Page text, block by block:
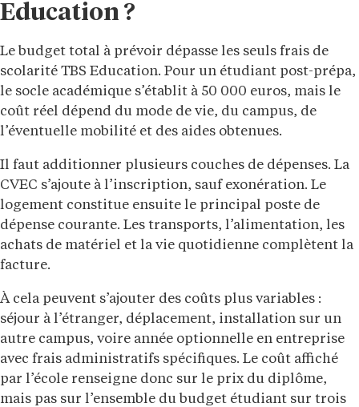
Education ?
Le budget total à prévoir dépasse les seuls frais de
scolarité TBS Education. Pour un étudiant post-prépa,
le socle académique s’établit à 50 000 euros, mais le
coût réel dépend du mode de vie, du campus, de
l’éventuelle mobilité et des aides obtenues.
Il faut additionner plusieurs couches de dépenses. La
CVEC s’ajoute à l’inscription, sauf exonération. Le
logement constitue ensuite le principal poste de
dépense courante. Les transports, l’alimentation, les
achats de matériel et la vie quotidienne complètent la
facture.
À cela peuvent s’ajouter des coûts plus variables :
séjour à l’étranger, déplacement, installation sur un
autre campus, voire année optionnelle en entreprise
avec frais administratifs spécifiques. Le coût affiché
par l’école renseigne donc sur le prix du diplôme,
mais pas sur l’ensemble du budget étudiant sur trois